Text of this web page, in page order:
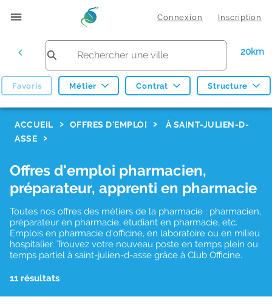
Connexion Inscription
20km
Favoris Métier Contrat Structure
ACCUEIL OFFRES D'EMPLOI
À SAINT-JULIEN-D-
ASSE
Offres d'emploi pharmacien,
préparateur, apprenti en pharmacie
Toutes nos offres des métiers de la pharmacie : pharmacien,
préparateur en pharmacie, étudiant en pharmacie, etc.
Emplois en pharmacie d'officine, en laboratoire ou en milieu
hospitalier. Trouvez votre nouveau poste en temps plein ou
temps partiel à saint-julien-d-asse grâce à Club Officine.
11 résultats